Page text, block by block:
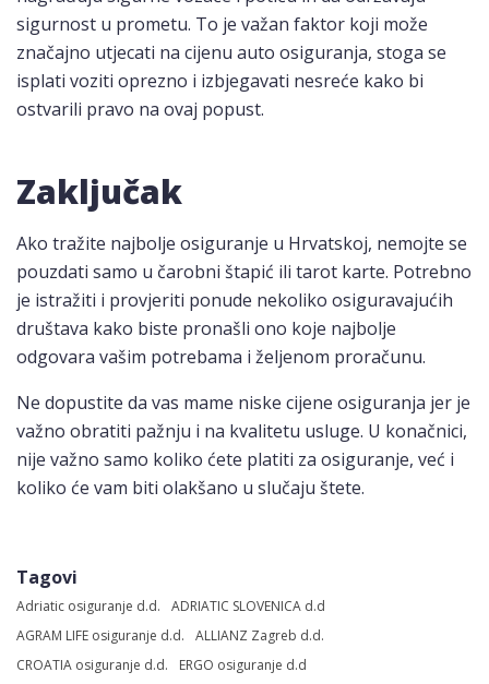
sigurnost u prometu. To je važan faktor koji može
značajno utjecati na cijenu auto osiguranja, stoga se
isplati voziti oprezno i izbjegavati nesreće kako bi
ostvarili pravo na ovaj popust.
Zaključak
Ako tražite najbolje osiguranje u Hrvatskoj, nemojte se
pouzdati samo u čarobni štapić ili tarot karte. Potrebno
je istražiti i provjeriti ponude nekoliko osiguravajućih
društava kako biste pronašli ono koje najbolje
odgovara vašim potrebama i željenom proračunu.
Ne dopustite da vas mame niske cijene osiguranja jer je
važno obratiti pažnju i na kvalitetu usluge. U konačnici,
nije važno samo koliko ćete platiti za osiguranje, već i
koliko će vam biti olakšano u slučaju štete.
Tagovi
Adriatic osiguranje d.d.
ADRIATIC SLOVENICA d.d
AGRAM LIFE osiguranje d.d.
ALLIANZ Zagreb d.d.
CROATIA osiguranje d.d.
ERGO osiguranje d.d